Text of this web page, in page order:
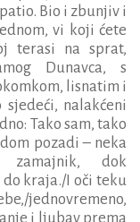
Bio i zbunjiv i
vi koji ćete
terasi na sprat,
Dunavca, s
lisnatim i
nalakćeni
Tako sam, tako
pozadi – neka
zamajnik, dok
kraja./I oči teku
jednovremeno,
i ljubav prema